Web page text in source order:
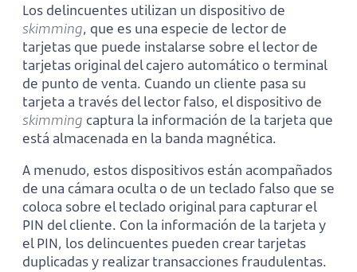
Los delincuentes utilizan un dispositivo de
skimming, que es una especie de lector de
tarjetas que puede instalarse sobre el lector de
tarjetas original del cajero automático o terminal
de punto de venta. Cuando un cliente pasa su
tarjeta a través del lector falso, el dispositivo de
skimming captura la información de la tarjeta que
está almacenada en la banda magnética.
A menudo, estos dispositivos están acompañados
de una cámara oculta o de un teclado falso que se
coloca sobre el teclado original para capturar el
PIN del cliente. Con la información de la tarjeta y
el PIN, los delincuentes pueden crear tarjetas
duplicadas y realizar transacciones fraudulentas.